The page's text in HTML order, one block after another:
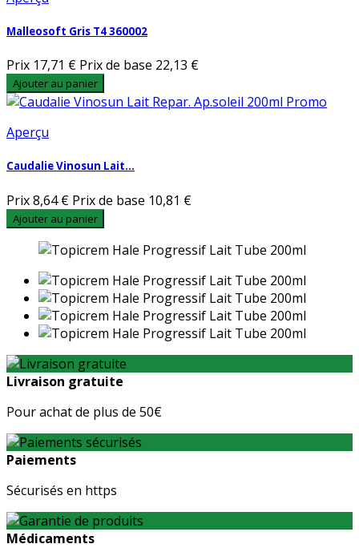
Malleosoft Gris T4 360002
Prix 17,71 € Prix de base 22,13 €
Ajouter au panier
Aperçu
Caudalie Vinosun Lait...
Prix8,64 € Prix de base 10,81 €
Ajouter au panier
Livraison gratuite
Pour achat de plus de 50€
Paiements
Sécurisés en https
Médicaments